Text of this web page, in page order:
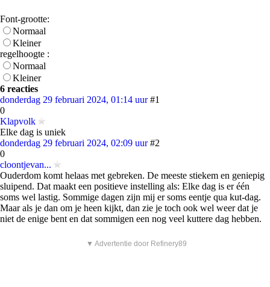
Font-grootte:
Normaal
Kleiner
regelhoogte :
Normaal
Kleiner
6 reacties
donderdag 29 februari 2024, 01:14 uur #1
0
Klapvolk
Elke dag is uniek
donderdag 29 februari 2024, 02:09 uur #2
0
cloontjevan...
Ouderdom komt helaas met gebreken. De meeste stiekem en geniepig
sluipend. Dat maakt een positieve instelling als: Elke dag is er één
soms wel lastig. Sommige dagen zijn mij er soms eentje qua kut-dag.
Maar als je dan om je heen kijkt, dan zie je toch ook wel weer dat je
niet de enige bent en dat sommigen een nog veel kuttere dag hebben.
▼ Advertentie door Refinery89